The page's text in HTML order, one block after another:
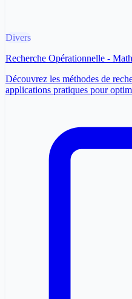
Divers
Recherche Opérationnelle -
Découvrez les méthodes de
applications pratiques pour